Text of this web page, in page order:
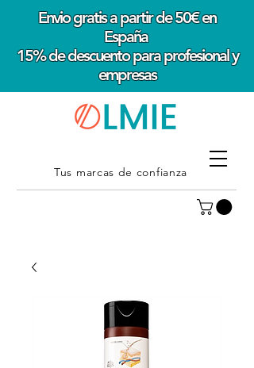
Envio gratis a partir de 50€ en
España
15% de descuento para profesional y
empresas
Tus marcas de confianza